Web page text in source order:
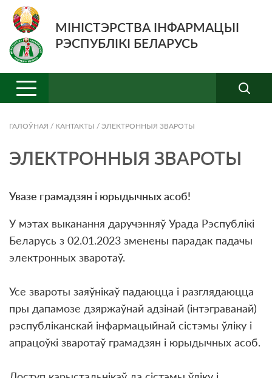
МІНІСТЭРСТВА ІНФАРМАЦЫІ
РЭСПУБЛІКІ БЕЛАРУСЬ
ГАЛОЎНАЯ / КАНТАКТЫ / ЭЛЕКТРОННЫЯ ЗВАРОТЫ
ЭЛЕКТРОННЫЯ ЗВАРОТЫ
Увазе грамадзян і юрыдычных асоб!
У мэтах выканання даручэнняў Урада Рэспублікі
Беларусь з 02.01.2023 зменены парадак падачы
электронных зваротаў.
Усе звароты заяўнікаў падаюцца і разглядаюцца
пры дапамозе дзяржаўнай адзінай (інтэграванай)
рэспубліканскай інфармацыйнай сістэмы ўліку і
апрацоўкі зваротаў грамадзян і юрыдычных асоб.